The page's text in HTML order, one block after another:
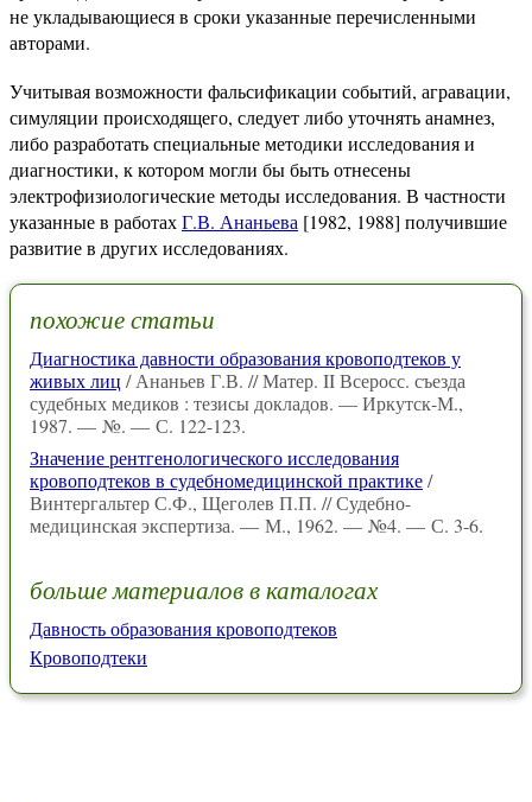
не укладывающиеся в сроки указанные перечисленными
авторами.
Учитывая возможности фальсификации событий, агравации,
симуляции происходящего, следует либо уточнять анамнез,
либо разработать специальные методики исследования и
диагностики, к котором могли бы быть отнесены
электрофизиологические методы исследования. В частности
указанные в работахГ.В. Ананьева [1982, 1988] получившие
развитие в других исследованиях.
похожие статьи
Диагностика давности образования кровоподтеков у
живых лиц / Ананьев Г.В. // Матер. II Всеросс. съезда
судебных медиков : тезисы докладов. — Иркутск-М.,
1987. — №. — С. 122-123.
Значение рентгенологического исследования
кровоподтеков в судебномедицинской практике/
Винтергальтер С.Ф., Щеголев П.П. // Судебно-
медицинская экспертиза. — М., 1962. — №4. — С. 3-6.
больше материалов в каталогах
Давность образования кровоподтеков
Кровоподтеки